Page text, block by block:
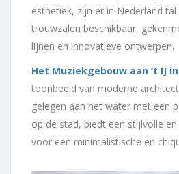
esthetiek, zijn er in Nederland
trouwzalen beschikbaar,
lijnen en innovatieve ontwerpen.
Het Muziekgebouw aan ‘t IJ
toonbeeld van moderne
gelegen aan het water met een
op de stad, biedt een stijlvolle
voor een minimalistische en